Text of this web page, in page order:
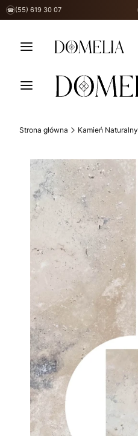
☎ (55) 619 30 07
Strona główna Kamień Naturalny